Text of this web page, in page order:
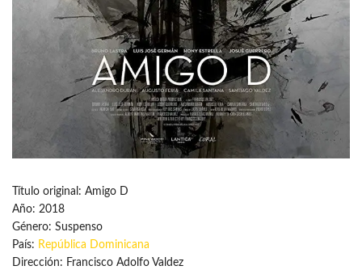
Título original: Amigo D
Año: 2018
Género: Suspenso
País: República Dominicana
Dirección: Francisco Adolfo Valdez